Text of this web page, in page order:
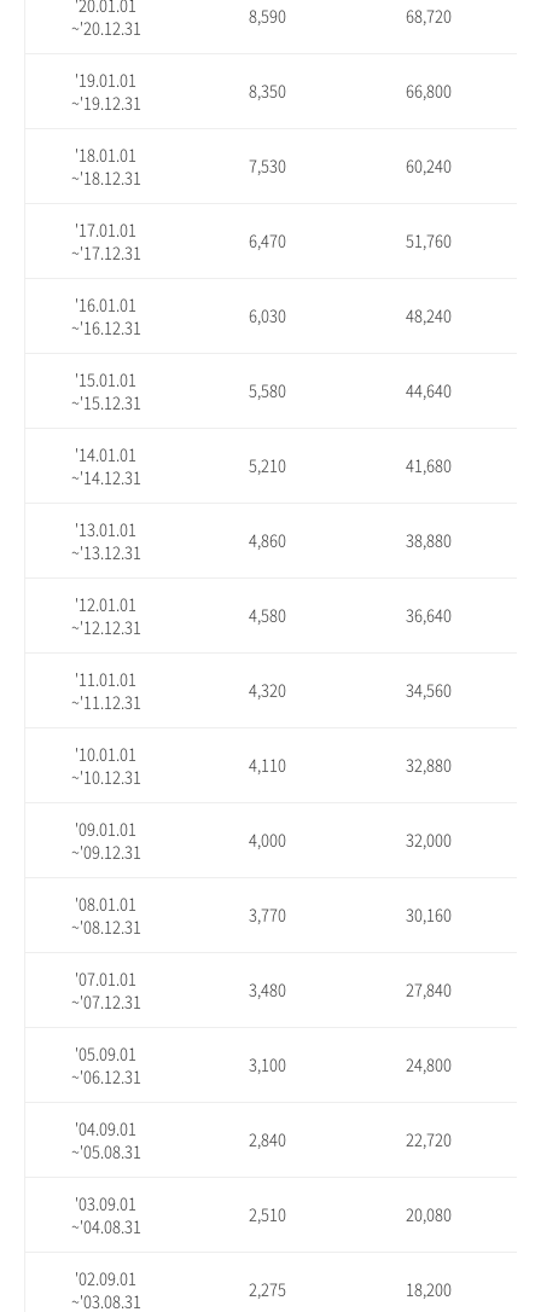
~'20.12.31
8,590 68,720
'19.01.01
~'19.12.31
8,350 66,800
'18.01.01
~'18.12.31
7,530 60,240
'17.01.01
~'17.12.31
6,470 51,760
'16.01.01
~'16.12.31
6,030 48,240
'15.01.01
~'15.12.31
5,580 44,640
'14.01.01
~'14.12.31
5,210 41,680
'13.01.01
~'13.12.31
4,860 38,880
'12.01.01
~'12.12.31
4,580 36,640
'11.01.01
~'11.12.31
4,320 34,560
'10.01.01
~'10.12.31
4,110 32,880
'09.01.01
~'09.12.31
4,000 32,000
'08.01.01
~'08.12.31
3,770 30,160
'07.01.01
~'07.12.31
3,480 27,840
'05.09.01
~'06.12.31
3,100 24,800
'04.09.01
~'05.08.31
2,840 22,720
'03.09.01
~'04.08.31
2,510 20,080
'02.09.01
~'03.08.31
2,275 18,200